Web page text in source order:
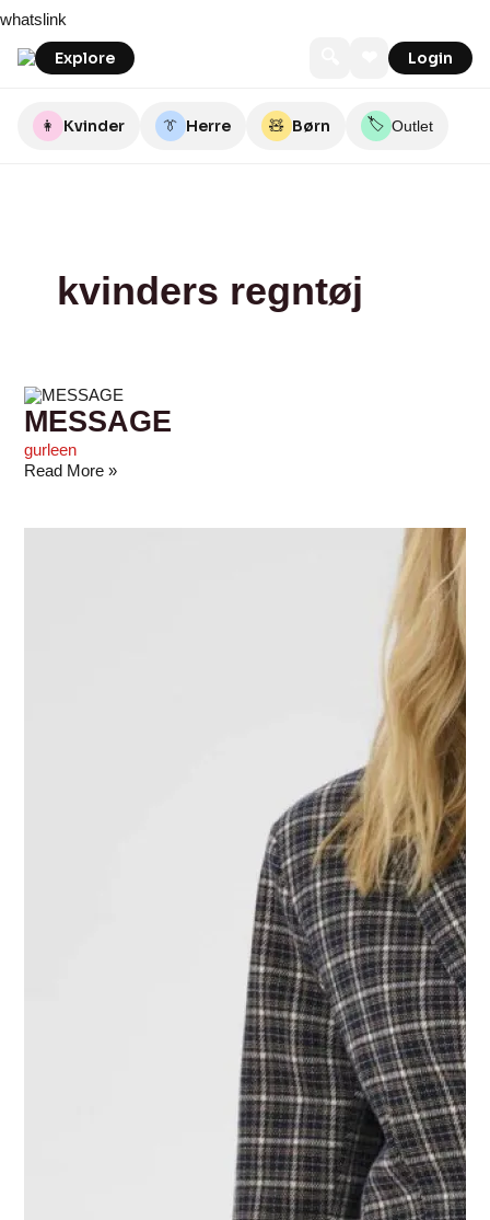
to
content
whatslink
Explore Login
👩 Kvinder 👔 Herre 🧸 Børn 🏷️ Outlet
kvinders regntøj
MESSAGE
gurleen
Read More »
Indkøbsforening
wind.dk